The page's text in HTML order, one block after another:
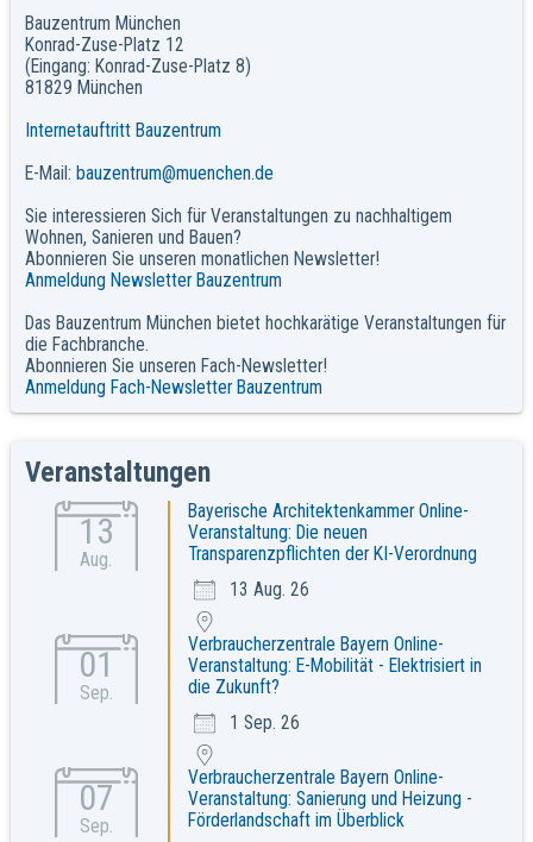
Bauzentrum München
Konrad-Zuse-Platz 12
(Eingang: Konrad-Zuse-Platz 8)
81829 München
Internetauftritt Bauzentrum
E-Mail: bauzentrum@muenchen.de
Sie interessieren Sich für Veranstaltungen zu nachhaltigem
Wohnen, Sanieren und Bauen?
Abonnieren Sie unseren monatlichen Newsletter!
Anmeldung Newsletter Bauzentrum
Das Bauzentrum München bietet hochkarätige Veranstaltungen für
die Fachbranche.
Abonnieren Sie unseren Fach-Newsletter!
Anmeldung Fach-Newsletter Bauzentrum
Veranstaltungen
13
Aug.
Bayerische Architektenkammer Online-
Veranstaltung: Die neuen
Transparenzpflichten der KI-Verordnung
13 Aug. 26
01
Sep.
Verbraucherzentrale Bayern Online-
Veranstaltung: E-Mobilität - Elektrisiert in
die Zukunft?
1 Sep. 26
07
Sep.
Verbraucherzentrale Bayern Online-
Veranstaltung: Sanierung und Heizung -
Förderlandschaft im Überblick